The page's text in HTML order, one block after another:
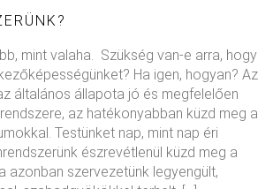
mint valaha. Szükség van-e arra, hogy
Ha igen, hogyan? Az
általános állapota jó és megfelelően
az hatékonyabban küzd meg a
Testünket nap, mint nap éri
észrevétlenül küzd meg a
azonban szervezetünk legyengült,